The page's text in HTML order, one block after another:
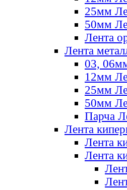
25мм
50мм
Лента
Лента
03,
12мм
25мм
50мм
Парча
Лента
Лента
Лента